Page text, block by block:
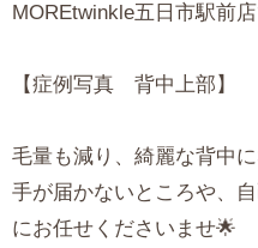
MOREtwinkle五日市駅前
【症例写真 背中上部】
毛量も減り、綺麗な背中
手が届かないところや、
にお任せくださいませ🌟